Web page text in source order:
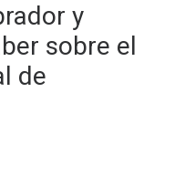
y
sobre el
de